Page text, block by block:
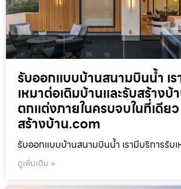
รับออกแบบบ้านสนามบินน้ำ เร
เหมาต่อเติมบ้านและรับสร้างบ้
ตกแต่งภายในครบจบในที่เดียว
สร้างบ้าน.com
รับออกแบบบ้านสนามบินน้ำ เรามีบริการรับเ
ดูเพิ่มเติม »